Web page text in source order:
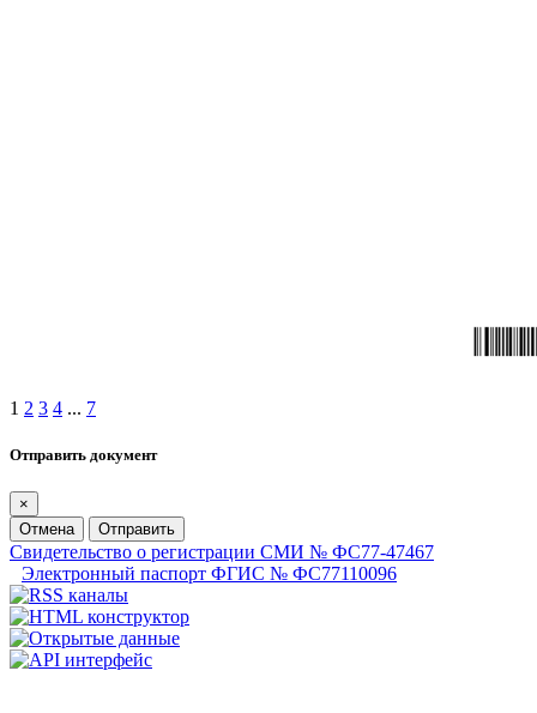
1 2 3 4 ... 7
Отправить документ
×
Отмена
Отправить
Свидетельство о регистрации СМИ № ФС77-47467
Электронный паспорт ФГИС № ФС77110096